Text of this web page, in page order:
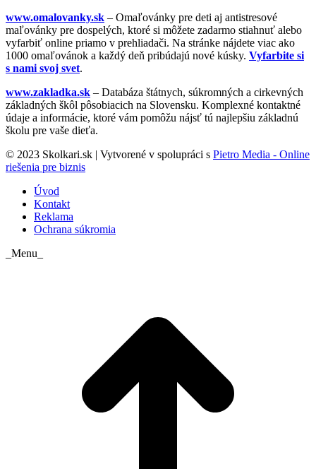
www.omalovanky.sk – Omaľovánky pre deti aj antistresové
maľovánky pre dospelých, ktoré si môžete zadarmo stiahnuť alebo
vyfarbiť online priamo v prehliadači. Na stránke nájdete viac ako
1000 omaľovánok a každý deň pribúdajú nové kúsky. Vyfarbite si
s nami svoj svet.
www.zakladka.sk – Databáza štátnych, súkromných a cirkevných
základných škôl pôsobiacich na Slovensku. Komplexné kontaktné
údaje a informácie, ktoré vám pomôžu nájsť tú najlepšiu základnú
školu pre vaše dieťa.
© 2023 Skolkari.sk | Vytvorené v spolupráci s Pietro Media - Online
riešenia pre biznis
Úvod
Kontakt
Reklama
Ochrana súkromia
_Menu_